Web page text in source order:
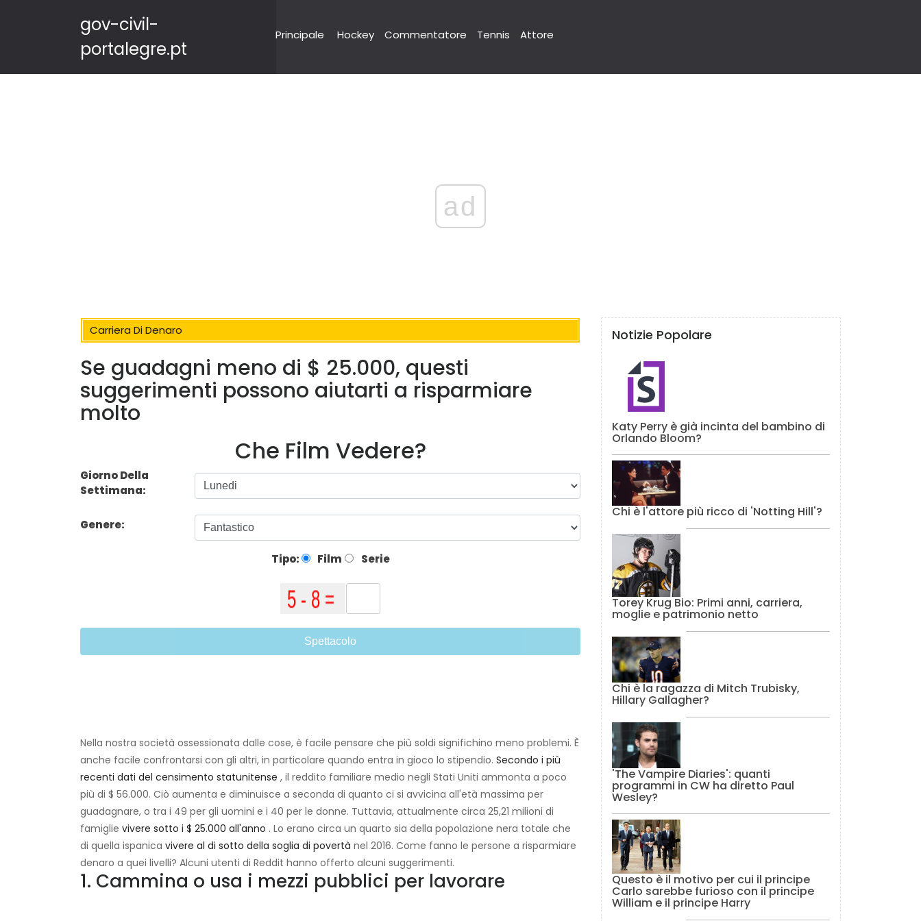
gov-civil-
portalegre.pt
Principale Hockey Commentatore Tennis Attore
ad
Carriera Di Denaro
Se guadagni meno di $ 25.000, questi
suggerimenti possono aiutarti a risparmiare
molto
Che Film Vedere?
Giorno Della
Settimana:
Genere:
Tipo: Film Serie
Spettacolo
Nella nostra società ossessionata dalle cose, è facile pensare che più soldi significhino meno problemi. È
anche facile confrontarsi con gli altri, in particolare quando entra in gioco lo stipendio. Secondo i più
recenti dati del censimento statunitense , il reddito familiare medio negli Stati Uniti ammonta a poco
più di $ 56.000. Ciò aumenta e diminuisce a seconda di quanto ci si avvicina all'età massima per
guadagnare, o tra i 49 per gli uomini e i 40 per le donne. Tuttavia, attualmente circa 25,21 milioni di
famiglie vivere sotto i $ 25.000 all'anno . Lo erano circa un quarto sia della popolazione nera totale che
di quella ispanica vivere al di sotto della soglia di povertà nel 2016. Come fanno le persone a risparmiare
denaro a quei livelli? Alcuni utenti di Reddit hanno offerto alcuni suggerimenti.
1. Cammina o usa i mezzi pubblici per lavorare
Notizie Popolare
Katy Perry è già incinta del bambino di
Orlando Bloom?
Chi è l'attore più ricco di 'Notting Hill'?
Torey Krug Bio: Primi anni, carriera,
moglie e patrimonio netto
Chi è la ragazza di Mitch Trubisky,
Hillary Gallagher?
'The Vampire Diaries': quanti
programmi in CW ha diretto Paul
Wesley?
Questo è il motivo per cui il principe
Carlo sarebbe furioso con il principe
William e il principe Harry